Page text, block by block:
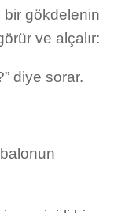
gökdelenin
ve alçalır:
diye sorar.